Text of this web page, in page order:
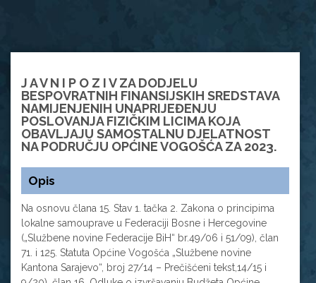
J A V N I P O Z I V ZA DODJELU
BESPOVRATNIH FINANSIJSKIH SREDSTAVA
NAMIJENJENIH UNAPRIJEĐENJU
POSLOVANJA FIZIČKIM LICIMA KOJA
OBAVLJAJU SAMOSTALNU DJELATNOST
NA PODRUČJU OPĆINE VOGOŠĆA ZA 2023.
Opis
Na osnovu člana 15. Stav 1. tačka 2. Zakona o principima
lokalne samouprave u Federaciji Bosne i Hercegovine
(„Službene novine Federacije BiH“ br.49/06 i 51/09), član
71. i 125. Statuta Općine Vogošća „Službene novine
Kantona Sarajevo“, broj 27/14 – Prečišćeni tekst,14/15 i